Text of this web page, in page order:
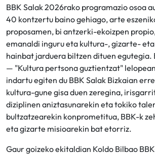
BBK Salak 2026rako programazio osoa
40 kontzertu baino gehiago, arte
proposamen, bi antzerki-ekoizpen
emanaldi inguru eta kultura-, gizarte-
hainbat jarduera biltzen dituen egutegia.
— "Kultura pertsona guztientzat"
indartu egiten du BBK Salak Bizkaian
kultura-gune gisa duen zeregina,
diziplinen aniztasunarekin eta tokiko
bultzatzearekin konprometitua, BBK-k
eta gizarte misioarekin bat etorriz.
Gaur goizeko ekitaldian Koldo Bilbao